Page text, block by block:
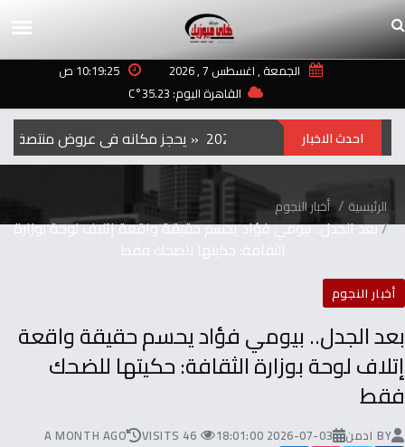
الجمعة , اغسطس 7 , 2026
10:19:25 ص
القاهرة اليوم: 35.23°C
الفيلم‭ ‬الكوري‭ ‬‮»‬Hope‮«‬‭ ‬يحجز‭ ‬مكانه‭ ‬في‭ ‬عروض‭ ‬منتصف‭ ‬الليل‭ ‬بمهرجان‭ ‬تورنتو ‭ ‬2026 احدث الاخبار
الرئيسية أخبار النجوم
‬الثقافة: ‬حكيتها‭ ‬للضحك‭ ‬فقط
أخبار النجوم
‬فقط
BY ادمن 2026-07-03 18:01:00
46 VISITS
A MONTH AGO